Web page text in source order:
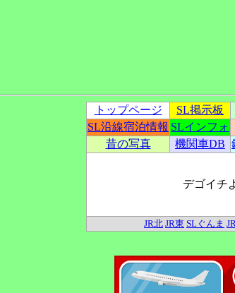
トップページ SL掲示板
SL沿線宿泊情報 SLインフォ
昔の写真
機関車DB
デゴイチ
JR北 JR東 SLぐんま